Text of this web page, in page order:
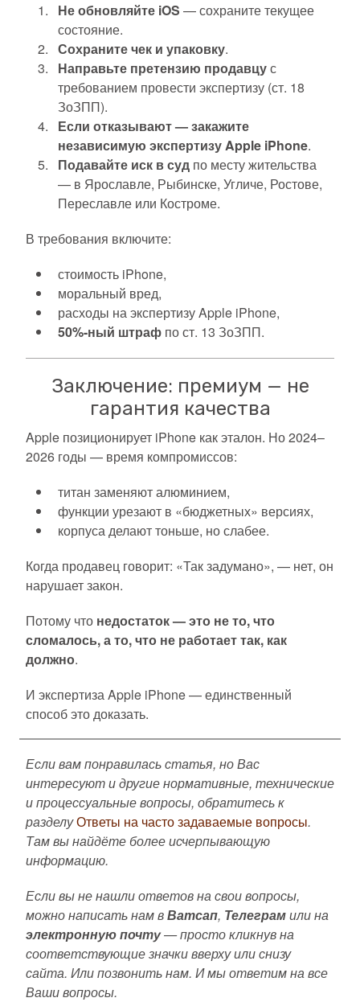
Не обновляйте iOS — сохраните текущее
состояние.
Сохраните чек и упаковку.
Направьте претензию продавцус
требованием провести экспертизу (ст. 18
ЗоЗПП).
Если отказывают — закажите
независимую экспертизу Apple iPhone.
Подавайте иск в суд по месту жительства
— в Ярославле, Рыбинске, Угличе, Ростове,
Переславле или Костроме.
В требования включите:
стоимость iPhone,
моральный вред,
расходы на экспертизу Apple iPhone,
50%-ный штраф по ст. 13 ЗоЗПП.
Заключение: премиум — не
гарантия качества
Apple позиционирует iPhone как эталон. Но 2024–
2026 годы — время компромиссов:
титан заменяют алюминием,
функции урезают в «бюджетных» версиях,
корпуса делают тоньше, но слабее.
Когда продавец говорит: «Так задумано», — нет, он
нарушает закон.
Потому что недостаток — это не то, что
сломалось, а то, что не работает так, как
должно.
И экспертиза Apple iPhone — единственный
способ это доказать.
Если вам понравилась статья, но Вас
интересуют и другие нормативные, технические
и процессуальные вопросы, обратитесь к
разделуОтветы на часто задаваемые вопросы.
Там вы найдёте более исчерпывающую
информацию.
Если вы не нашли ответов на свои вопросы,
можно написать нам вВатсап, Телеграмили на
электронную почту— просто кликнув на
соответствующие значки вверху или снизу
сайта. Или позвонить нам. И мы ответим на все
Ваши вопросы.